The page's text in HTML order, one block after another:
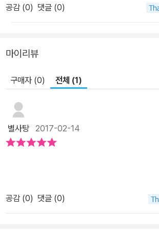
공감 (0) 댓글 (0)
마이리뷰
구매자 (0) 전체 (1)
별사탕 2017-02-14
공감 (0) 댓글 (0)